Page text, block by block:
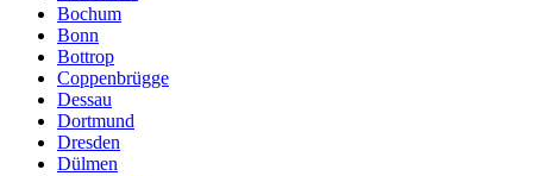
Bochum
Bonn
Bottrop
Coppenbrügge
Dessau
Dortmund
Dresden
Dülmen